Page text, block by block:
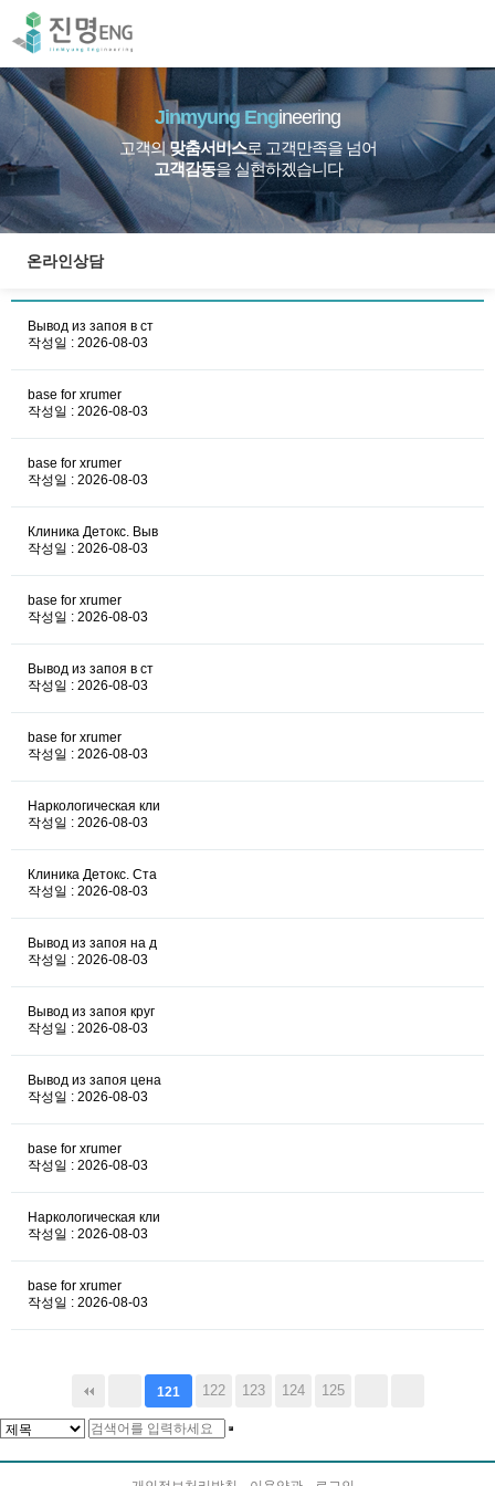
Jinmyung Engineering
고객의 맞춤서비스로 고객만족을 넘어
고객감동을 실현하겠습니다
온라인상담
Вывод из запоя в ст
작성일 : 2026-08-03
base for xrumer
작성일 : 2026-08-03
base for xrumer
작성일 : 2026-08-03
Клиника Детокс. Выв
작성일 : 2026-08-03
base for xrumer
작성일 : 2026-08-03
Вывод из запоя в ст
작성일 : 2026-08-03
base for xrumer
작성일 : 2026-08-03
Наркологическая кли
작성일 : 2026-08-03
Клиника Детокс. Ста
작성일 : 2026-08-03
Вывод из запоя на д
작성일 : 2026-08-03
Вывод из запоя круг
작성일 : 2026-08-03
Вывод из запоя цена
작성일 : 2026-08-03
base for xrumer
작성일 : 2026-08-03
Наркологическая кли
작성일 : 2026-08-03
base for xrumer
작성일 : 2026-08-03
121 122 123 124 125